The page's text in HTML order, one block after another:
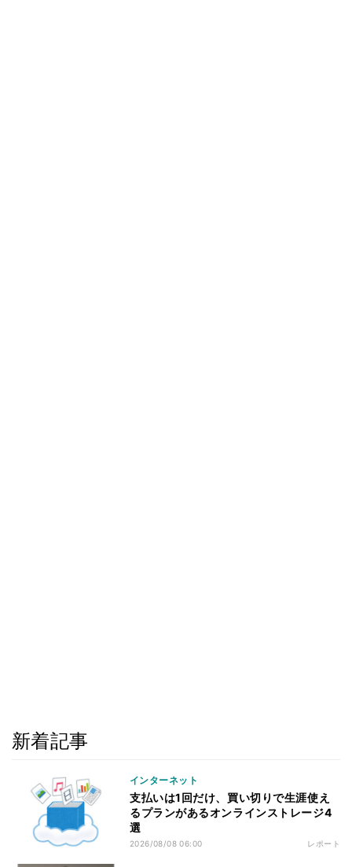
新着記事
インターネット
支払いは1回だけ、買い切りで生涯使え
るプランがあるオンラインストレージ4
選
2026/08/08 06:00 レポート